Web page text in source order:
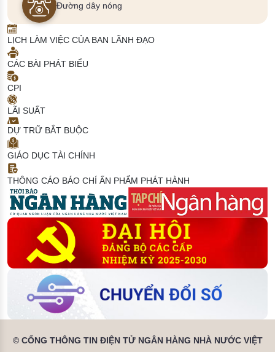
Đường dây nóng
LỊCH LÀM VIỆC CỦA BAN LÃNH ĐẠO
CÁC BÀI PHÁT BIỂU
CPI
LÃI SUẤT
DỰ TRỮ BẮT BUỘC
GIÁO DỤC TÀI CHÍNH
THÔNG CÁO BÁO CHÍ ẤN PHẨM PHÁT HÀNH
© CỔNG THÔNG TIN ĐIỆN TỬ NGÂN HÀNG NHÀ NƯỚC VIỆT